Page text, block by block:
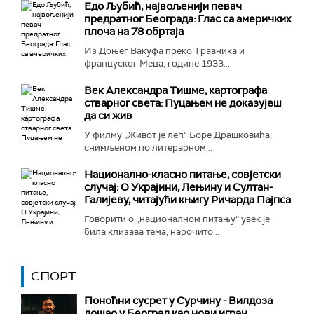
Едо Љубић, највољенији певач
предратног Београда: Глас са америчких
плоча на 78 обртаја
Из Доњег Вакуфа преко Травника и
француског Меца, године 1933...
Век Александра Тишме, картографа
стварног света: Пуцањем не доказујеш
да си жив
У филму „Живот је леп“ Боре Драшковића,
снимљеном по литерарном...
Национално-класнo питање, совјетски
случај: О Украјини, Лењину и Султан-
Галијеву, читајући књигу Ричарда Пајпса
Говорити о „националном питању“ увек је
била клизава тема, нарочито...
СПОРТ
Поноћни сусрет у Сурчину - Вилдоза